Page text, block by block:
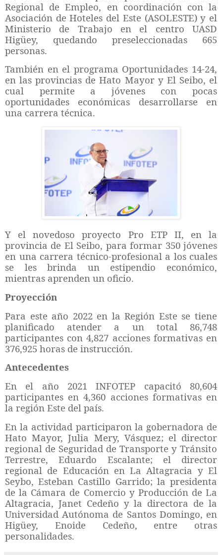
Regional de Empleo, en coordinación con la
Asociación de Hoteles del Este (ASOLESTE) y el
Ministerio de Trabajo en el centro UASD
Higüey, quedando preseleccionadas 665
personas.
También en el programa Oportunidades 14-24,
en las provincias de Hato Mayor y El Seibo, el
cual permite a jóvenes con pocas
oportunidades económicas desarrollarse en
una carrera técnica.
Y el novedoso proyecto Pro ETP II, en la
provincia de El Seibo, para formar 350 jóvenes
en una carrera técnico-profesional a los cuales
se les brinda un estipendio económico,
mientras aprenden un oficio.
Proyección
Para este año 2022 en la Región Este se tiene
planificado atender a un total 86,748
participantes con 4,827 acciones formativas en
376,925 horas de instrucción.
Antecedentes
En el año 2021 INFOTEP capacitó 80,604
participantes en 4,360 acciones formativas en
la región Este del país.
En la actividad participaron la gobernadora de
Hato Mayor, Julia Mery, Vásquez; el director
regional de Seguridad de Transporte y Tránsito
Terrestre, Eduardo Escalante; el director
regional de Educación en La Altagracia y El
Seybo, Esteban Castillo Garrido; la presidenta
de la Cámara de Comercio y Producción de La
Altagracia, Janet Cedeño y la directora de la
Universidad Autónoma de Santos Domingo, en
Higüey, Enoide Cedeño, entre otras
personalidades.